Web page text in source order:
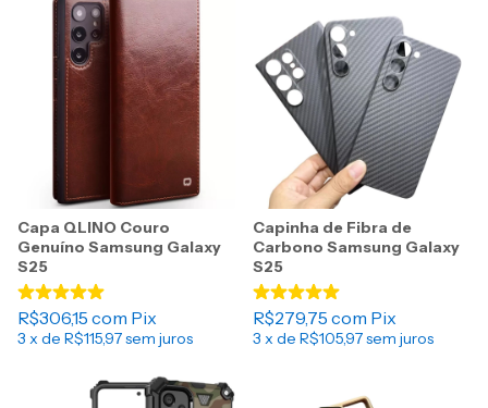
Capa QLINO Couro
Genuíno Samsung Galaxy
S25
R$306,15 com Pix
3 x de R$115,97sem juros
Capinha de Fibra de
Carbono Samsung Galaxy
S25
R$279,75 com Pix
3 x de R$105,97sem juros